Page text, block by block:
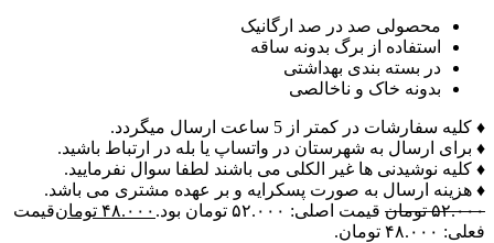
محصولی صد در صد ارگانیک
استفاده از برگ بدونه ساقه
در بسته بندی بهداشتی
بدونه خاک و ناخالصی
♦ کلیه سفارشات در کمتر از 5 ساعت ارسال میگردد.
♦ برای ارسال به شهرستان در واتساپ یا بله در ارتباط باشید.
♦ کلیه نوشیدنی ها غیر الکلی می باشند لطفا سوال نفرمایید.
♦ هزینه ارسال به صورت پسکرایه و بر عهده مشتری می باشد.
۵۲.۰۰۰ تومان قیمت اصلی: ۵۲.۰۰۰ تومان بود. ۴۸.۰۰۰ تومانقیمت
فعلی: ۴۸.۰۰۰ تومان.